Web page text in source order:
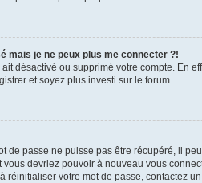
mais je ne peux plus me connecter ?!
désactivé ou supprimé votre compte. En
et soyez plus investi sur le forum.
de passe ne puisse pas être récupéré, il
devriez pouvoir à nouveau vous
réinitialiser votre mot de passe, contactez